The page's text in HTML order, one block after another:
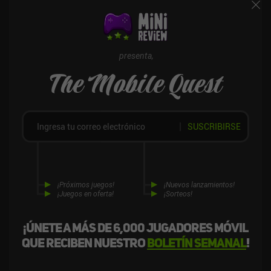
presenta,
The Mobile Quest
¡Únete a más de 6,000 jugadores móvil
que reciben nuestroboletín semanal!
¡Próximos juegos!
¡Juegos en oferta!
¡Nuevos lanzamientos!
¡Sorteos!
SUSCRIBIRSE